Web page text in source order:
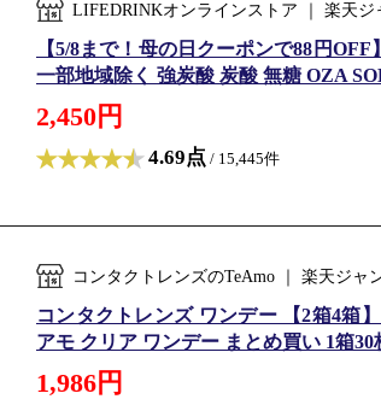
LIFEDRINKオンラインストア ｜ 楽天ジ
【5/8まで！母の日クーポンで88円
一部地域除く 強炭酸 炭酸 無糖 OZA
2,450円
4.69点 / 15,445件
コンタクトレンズのTeAmo ｜ 楽天ジャ
コンタクトレンズ ワンデー 【2箱4箱
アモ クリア ワンデー まとめ買い 1箱
1,986円